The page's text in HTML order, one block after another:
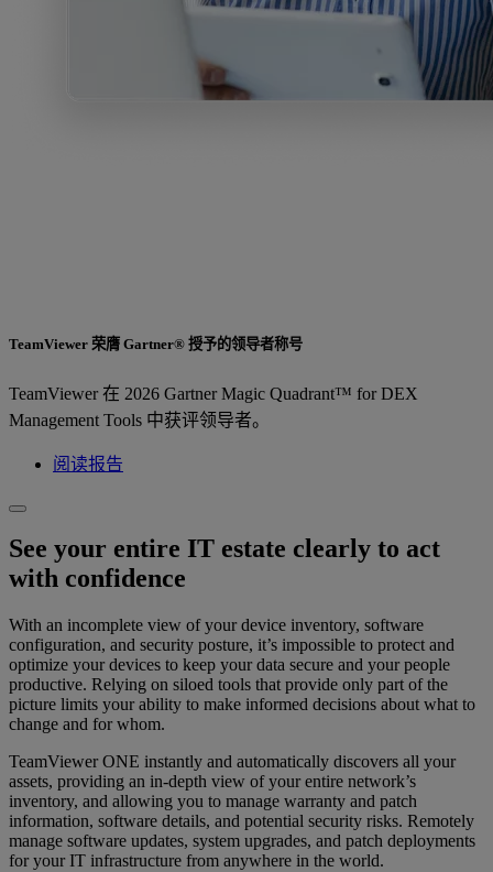
TeamViewer 荣膺 Gartner® 授予的领导者称号
TeamViewer 在 2026 Gartner Magic Quadrant™ for DEX
Management Tools 中获评领导者。
阅读报告
See your entire IT estate clearly to act
with confidence
With an incomplete view of your device inventory, software
configuration, and security posture, it’s impossible to protect and
optimize your devices to keep your data secure and your people
productive. Relying on siloed tools that provide only part of the
picture limits your ability to make informed decisions about what to
change and for whom.
TeamViewer ONE instantly and automatically discovers all your
assets, providing an in-depth view of your entire network’s
inventory, and allowing you to manage warranty and patch
information, software details, and potential security risks. Remotely
manage software updates, system upgrades, and patch deployments
for your IT infrastructure from anywhere in the world.